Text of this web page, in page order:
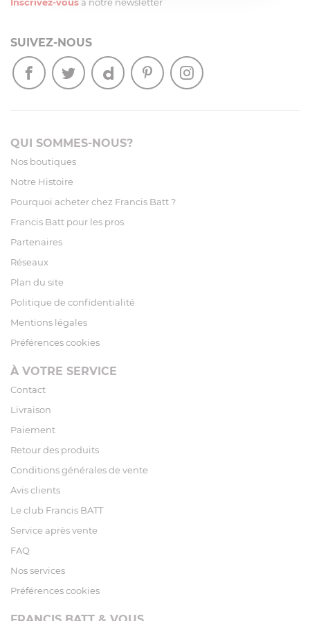
SUIVEZ-NOUS
QUI SOMMES-NOUS?
Nos boutiques
Notre Histoire
Pourquoi acheter chez Francis Batt ?
Francis Batt pour les pros
Partenaires
Réseaux
Plan du site
Politique de confidentialité
Mentions légales
Préférences cookies
À VOTRE SERVICE
Contact
Livraison
Paiement
Retour des produits
Conditions générales de vente
Avis clients
Le club Francis BATT
Service après vente
FAQ
Nos services
Préférences cookies